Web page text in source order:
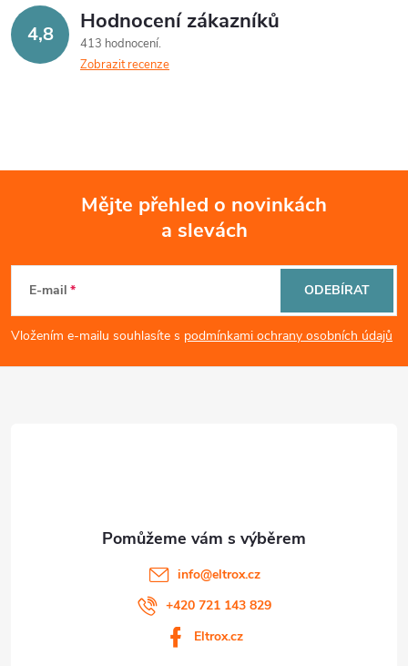
r
v
v
s
í 4,8 Hodnocení zákazníků
413 hodnocení
Zobrazit recenze
p
a
Mějte přehled o novinkách
a slevách
E-mail
Vložením e-mailu souhlasíte s podmínkami ochrany osobních údajů
ODEBÍRAT
info@eltrox.cz
+420 721 143 829
Eltrox.cz